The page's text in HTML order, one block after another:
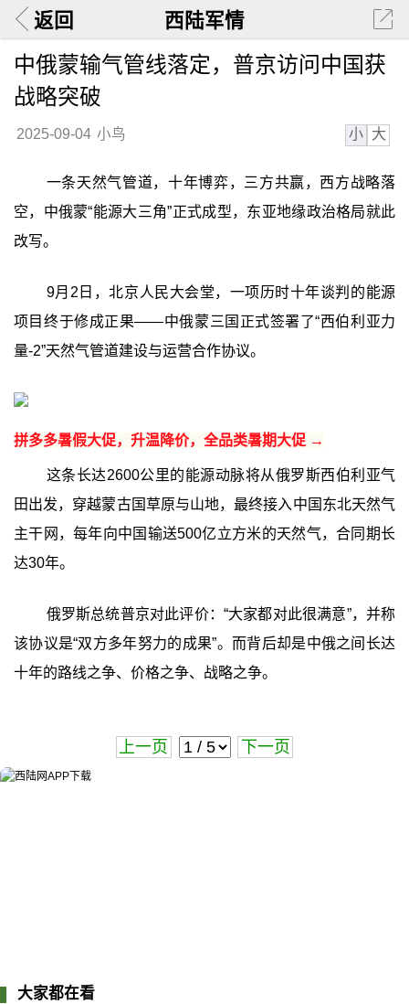
返回 西陆军情
中俄蒙输气管线落定，普京访问中国获
战略突破
2025-09-04 小鸟 小 大
一条天然气管道，十年博弈，三方共赢，西方战略落
空，中俄蒙“能源大三角”正式成型，东亚地缘政治格局就此
改写。
9月2日，北京人民大会堂，一项历时十年谈判的能源
项目终于修成正果——中俄蒙三国正式签署了“西伯利亚力
量-2”天然气管道建设与运营合作协议。
拼多多暑假大促，升温降价，全品类暑期大促 →
这条长达2600公里的能源动脉将从俄罗斯西伯利亚气
田出发，穿越蒙古国草原与山地，最终接入中国东北天然气
主干网，每年向中国输送500亿立方米的天然气，合同期长
达30年。
俄罗斯总统普京对此评价：“大家都对此很满意”，并称
该协议是“双方多年努力的成果”。而背后却是中俄之间长达
十年的路线之争、价格之争、战略之争。
上一页 下一页
大家都在看